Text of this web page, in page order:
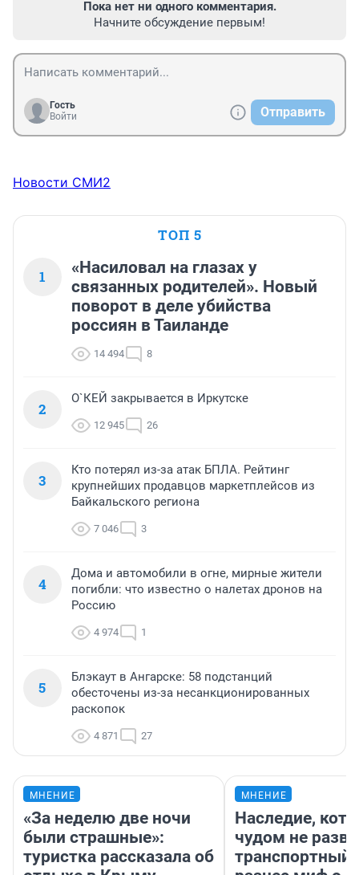
Пока нет ни одного комментария.
Начните обсуждение первым!
Гость
Войти
Отправить
Новости СМИ2
ТОП 5
1
«Насиловал на глазах у
связанных родителей». Новый
поворот в деле убийства
россиян в Таиланде
14 494 8
2
О`КЕЙ закрывается в Иркутске
12 945 26
3
Кто потерял из-за атак БПЛА. Рейтинг
крупнейших продавцов маркетплейсов из
Байкальского региона
7 046 3
4
Дома и автомобили в огне, мирные жители
погибли: что известно о налетах дронов на
Россию
4 974 1
5
Блэкаут в Ангарске: 58 подстанций
обесточены из-за несанкционированных
раскопок
4 871 27
МНЕНИЕ
«За неделю две ночи
были страшные»:
туристка рассказала об
МНЕНИЕ
Наследие,
чудом не
транспортный